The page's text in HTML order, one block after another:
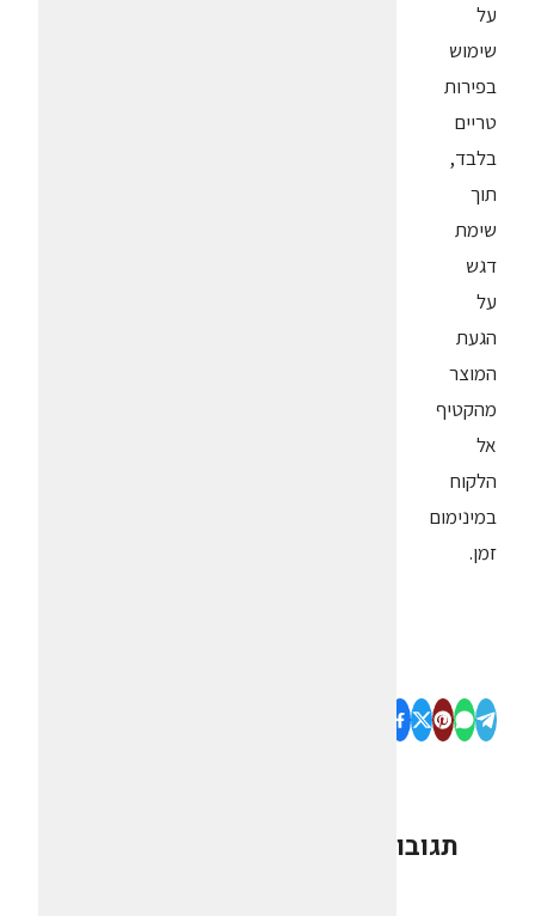
על
שימוש
בפירות
טריים
בלבד,
תוך
שימת
דגש
על
הגעת
המוצר
מהקטיף
אל
הלקוח
במינימום
זמן.
תגובות